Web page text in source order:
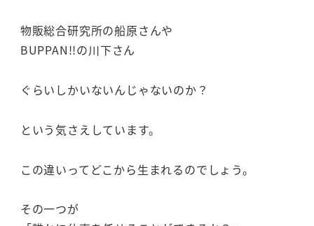
物販総合研究所の船原さんや
BUPPAN!!の川下さん
ぐらいしかいないんじゃないのか？
という気さえしています。
この違いってどこから生まれるのでしょう。
その一つが